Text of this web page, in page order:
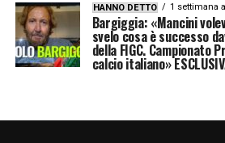
HANNO DETTO 1 settimana
Bargiggia: «Mancini
svelo cosa è successo
della FIGC. Campionato
calcio italiano»